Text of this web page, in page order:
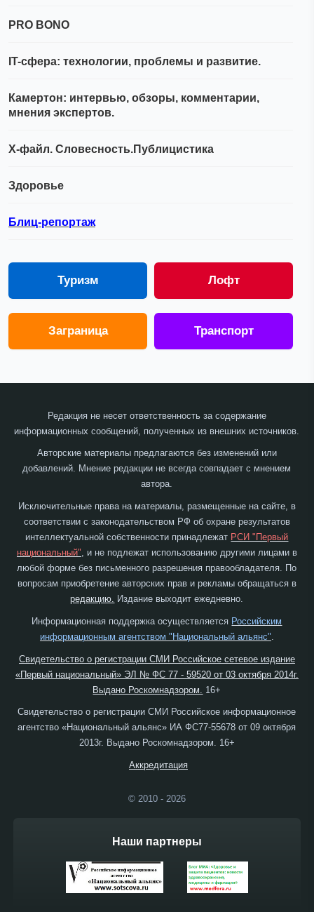
PRO BONO
IT-сфера: технологии, проблемы и развитие.
Камертон: интервью, обзоры, комментарии,
мнения экспертов.
Х-файл. Словесность.Публицистика
Здоровье
Блиц-репортаж
Туризм Лофт
Заграница Транспорт
Редакция не несет ответственность за содержание
информационных сообщений, полученных из внешних источников.
Авторские материалы предлагаются без изменений или
добавлений. Мнение редакции не всегда совпадает с мнением
автора.
Исключительные права на материалы, размещенные на сайте, в
соответствии с законодательством РФ об охране результатов
интеллектуальной собственности принадлежат РСИ "Первый
национальный", и не подлежат использованию другими лицами в
любой форме без письменного разрешения правообладателя. По
вопросам приобретение авторских прав и рекламы обращаться в
редакцию. Издание выходит ежедневно.
Информационная поддержка осуществляется Российским
информационным агентством "Национальный альянс"
Свидетельство о регистрации СМИ Российское сетевое издание
«Первый национальный» ЭЛ № ФС 77 - 59520 от 03 октября 2014г.
Выдано Роскомнадзором.
16+
Свидетельство о регистрации СМИ Российское информационное
агентство «Национальный альянс» ИА ФС77-55678 от 09 октября
2013г. Выдано Роскомнадзором. 16+
Аккредитация
© 2010 - 2026
Наши партнеры